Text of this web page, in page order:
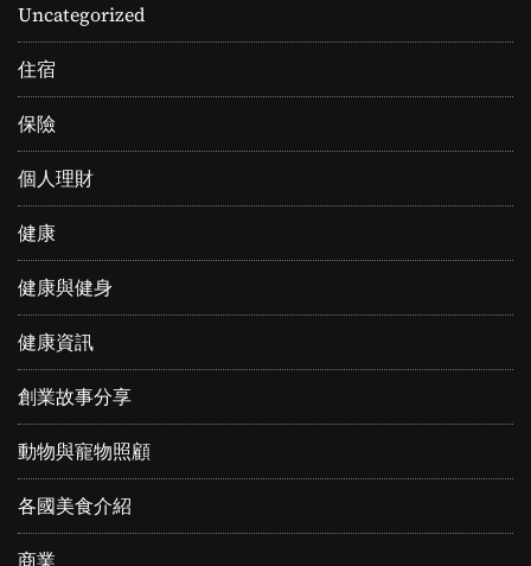
Uncategorized
住宿
保險
個人理財
健康
健康與健身
健康資訊
創業故事分享
動物與寵物照顧
各國美食介紹
商業